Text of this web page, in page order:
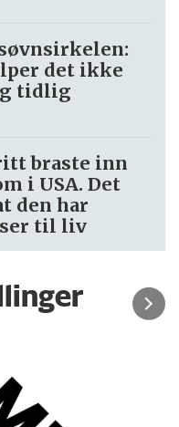
det ikke
tidlig
braste inn
i USA. Det
den har
til liv